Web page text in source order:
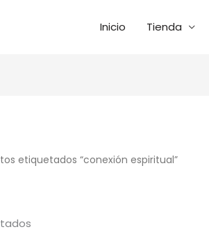
Inicio Tienda
etiquetados “conexión espiritual”